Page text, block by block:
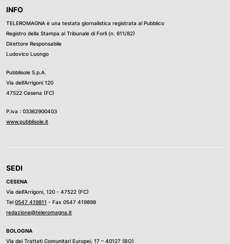
INFO
TELEROMAGNA è una testata giornalistica registrata al Pubblico
Registro della Stampa al Tribunale di Forli (n. 611/82)
Direttore Responsabile
Ludovico Luongo
Pubblisole S.p.A.
Via dell’Arrigoni 120
47522 Cesena (FC)
P.iva : 03362900403
www.pubblisole.it
SEDI
CESENA
Via dell’Arrigoni, 120 - 47522 (FC)
Tel 0547 419811 - Fax 0547 419898
redazione@teleromagna.it
BOLOGNA
Via dei Trattati Comunitari Europei, 17 – 40127 (BO)